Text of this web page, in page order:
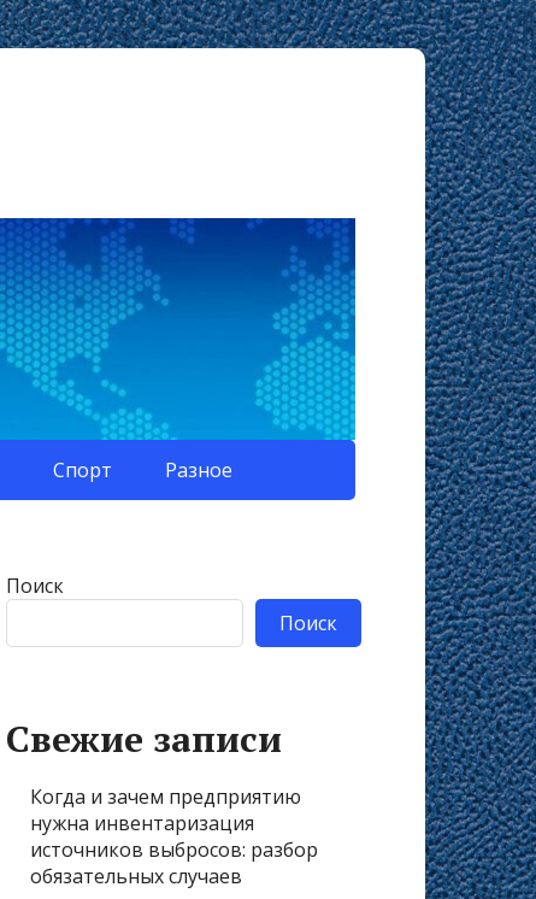
Спорт Разное
Поиск
Поиск
Свежие записи
Когда и зачем предприятию
нужна инвентаризация
источников выбросов: разбор
обязательных случаев